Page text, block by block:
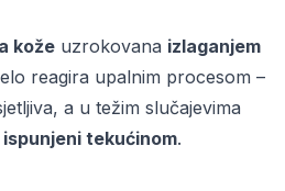
kože uzrokovana izlaganjem
reagira upalnim procesom –
a u težim slučajevima
tekućinom.